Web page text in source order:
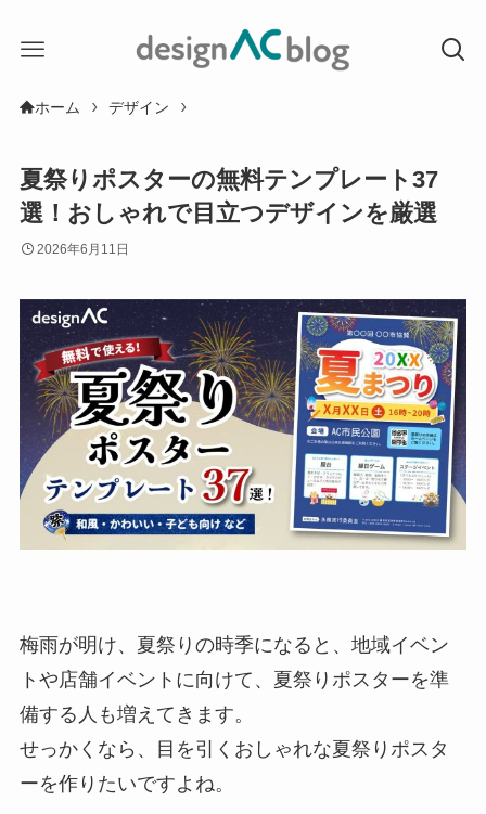
ホーム デザイン
夏祭りポスターの無料テンプレート37
選！おしゃれで目立つデザインを厳選
2026年6月11日
梅雨が明け、夏祭りの時季になると、地域イベン
トや店舗イベントに向けて、夏祭りポスターを準
備する人も増えてきます。
せっかくなら、目を引くおしゃれな夏祭りポスタ
ーを作りたいですよね。